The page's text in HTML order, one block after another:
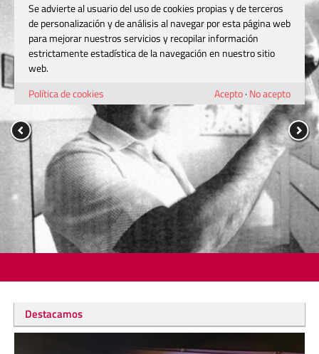
Destacamos
Se advierte al usuario del uso de cookies propias y de terceros
de personalización y de análisis al navegar por esta página web
para mejorar nuestros servicios y recopilar información
estrictamente estadística de la navegación en nuestro sitio
web.
Política de cookies
Acepto· No acepto